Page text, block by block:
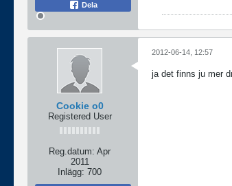
Dela
Cookie o0
Registered User
Reg.datum: Apr
2011
Inlägg: 700
2012-06-14, 12:57
ja det finns ju mer